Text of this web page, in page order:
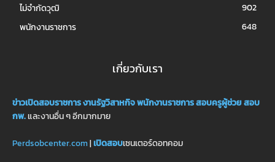
ไม่จำกัดวุฒิ
902
พนักงานราชการ
648
เกี่ยวกับเรา
ข่าวเปิดสอบราชการงานรัฐวิสาหกิจพนักงานราชการสอบครูผู้ช่วยสอบ
กพ.และงานอื่น ๆ อีกมากมาย
Perdsobcenter.com|เปิดสอบเซนเตอร์ดอทคอม